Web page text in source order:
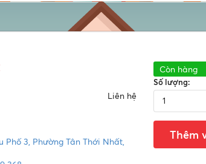
Liên hệ
Phố 3, Phường Tân Thới Nhất,
Còn hàng
Số lượng:
Thêm